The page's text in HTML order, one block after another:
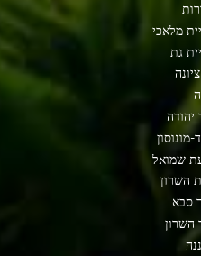
מלאכי
גת
יהודה
מונוסון
שמואל
השרון
סבא
השרון